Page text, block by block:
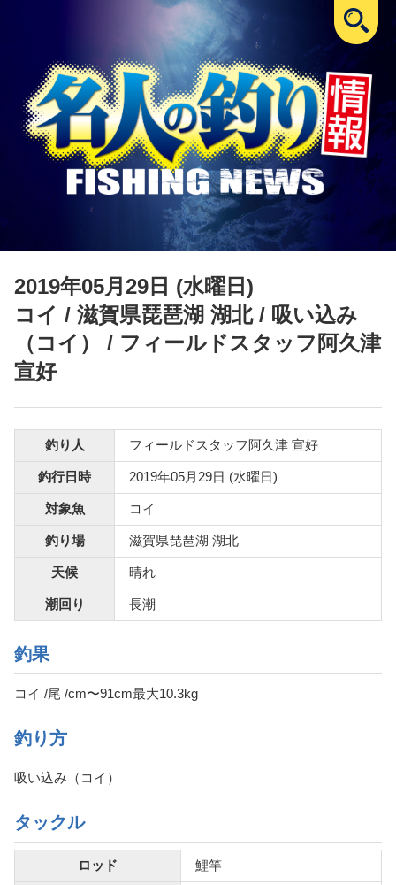
2019年05月29日 (水曜日)
コイ / 滋賀県琵琶湖 湖北 / 吸い込み
（コイ） / フィールドスタッフ阿久津
宣好
釣り人 フィールドスタッフ阿久津 宣好
釣行日時 2019年05月29日 (水曜日)
対象魚 コイ
釣り場 滋賀県琵琶湖 湖北
天候 晴れ
潮回り 長潮
釣果
コイ /尾 /cm〜91cm最大10.3kg
釣り方
吸い込み（コイ）
タックル
ロッド 鯉竿